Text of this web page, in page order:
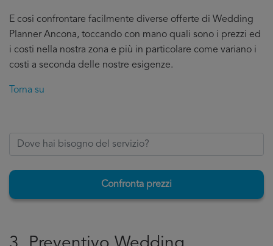
E cosi confrontare facilmente diverse offerte di Wedding
Planner Ancona, toccando con mano quali sono i prezzi ed
i costi nella nostra zona e più in particolare come variano i
costi a seconda delle nostre esigenze.
Torna su
Confronta prezzi